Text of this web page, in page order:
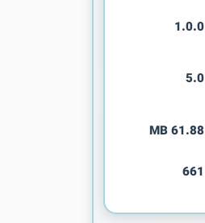
1.0.0
5.0
61.88 MB
661